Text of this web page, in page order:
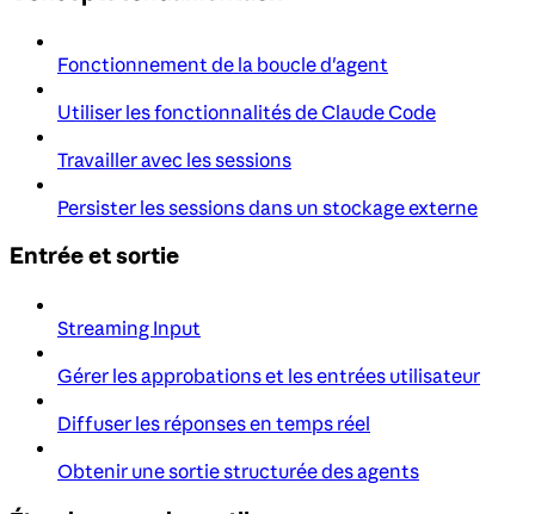
Fonctionnement de la boucle d'agent
Utiliser les fonctionnalités de Claude Code
Travailler avec les sessions
Persister les sessions dans un stockage externe
Entrée et sortie
Streaming Input
Gérer les approbations et les entrées utilisateur
Diffuser les réponses en temps réel
Obtenir une sortie structurée des agents